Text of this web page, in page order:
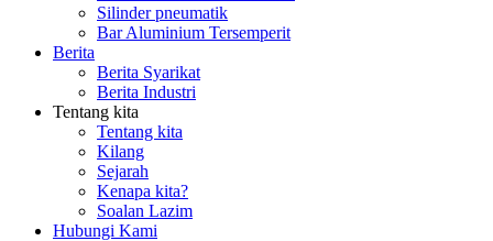
Silinder pneumatik
Bar Aluminium Tersemperit
Berita
Berita Syarikat
Berita Industri
Tentang kita
Tentang kita
Kilang
Sejarah
Kenapa kita?
Soalan Lazim
Hubungi Kami